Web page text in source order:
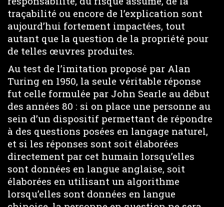
traçabilité ou encore de l’explication sont
aujourd’hui fortement impactées, tout
autant que la question de la propriété pour
de telles œuvres produites.
Au test de l’imitation proposé par Alan
Turing en 1950, la seule véritable réponse
fut celle formulée par John Searle au début
des années 80 : si on place une personne au
sein d’un dispositif permettant de répondre
à des questions posées en langage naturel,
et si les réponses sont soit élaborées
directement par cet humain lorsqu’elles
sont données en langue anglaise, soit
élaborées en utilisant un algorithme
lorsqu’elles sont données en langue